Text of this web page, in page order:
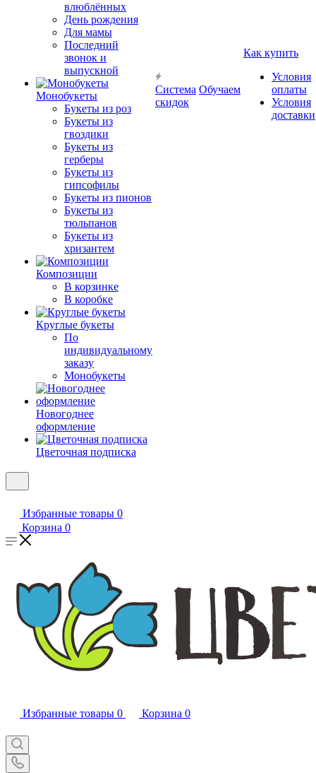
влюблённых
День рождения
Для мамы
Последний
звонок и
выпускной
Монобукеты
Букеты из роз
Букеты из
гвоздики
Букеты из
герберы
Букеты из
гипсофилы
Букеты из пионов
Букеты из
тюльпанов
Букеты из
хризантем
Композиции
В корзинке
В коробке
Круглые букеты
По
индивидуальному
заказу
Монобукеты
Новогоднее
оформление
Цветочная подписка
Система
скидок
Обучаем
Как купить
Условия
оплаты
Условия
доставки
Избранные товары 0
Корзина 0
Избранные товары 0 Корзина 0